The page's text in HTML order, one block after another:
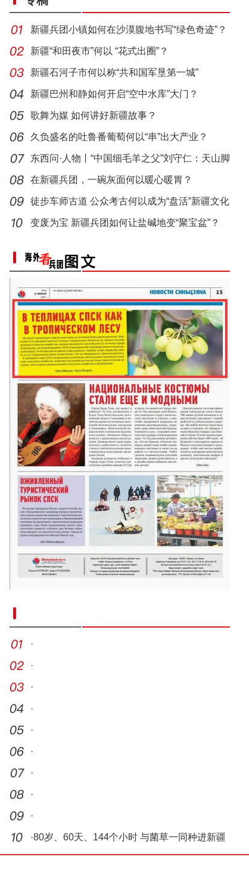
新疆兵团小镇如何在沙漠腹地书写“绿色奇迹”？
新疆“和田夜市”何以 “花式出圈”？
新疆石河子市何以称“共和国军垦第一城”
新疆巴州和静如何开启“空中水库”大门？
歌舞为媒 如何讲好新疆故事？
久负盛名的吐鲁番葡萄何以“串”出大产业？
东西问·人物丨“中国细毛羊之父”刘守仁：天山脚
在新疆兵团，一碗灰面何以暖心暖胃？
徒步车师古道 公众考古何以成为“盘活”新疆文化
遗
变废为宝 新疆兵团如何让盐碱地变“聚宝盆”？
·
·
·
·
·
·
·
·
·
·80岁、60天、144个小时 与菌草一同种进新疆
大地的